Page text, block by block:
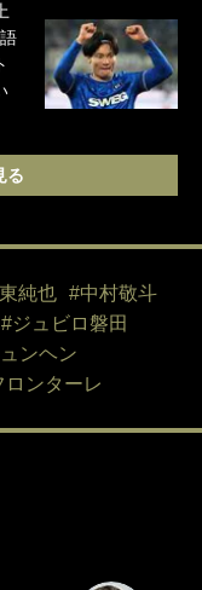
る
純也
#中村敬斗
#ジュビロ磐田
ンヘン
ロンターレ